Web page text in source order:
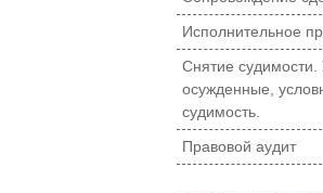
Исполнительное
Снятие судимости.
осужденные,
судимость.
Правовой аудит